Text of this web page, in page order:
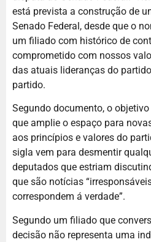
está prevista a construção de
Senado Federal, desde que o
um filiado com histórico de
comprometido com nossos
das atuais lideranças do
partido.
Segundo documento, o
que amplie o espaço para
aos princípios e valores do
sigla vem para desmentir
deputados que estriam
que são notícias
correspondem á verdade”.
Segundo um filiado que
decisão não representa uma